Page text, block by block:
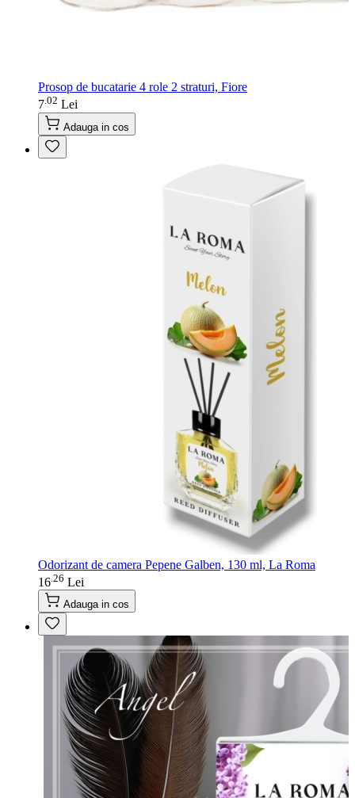
Prosop de bucatarie 4 role 2 straturi, Fiore
7 02 Lei
Adauga in cos
Odorizant de camera Pepene Galben, 130 ml, La Roma
16 26 Lei
Adauga in cos